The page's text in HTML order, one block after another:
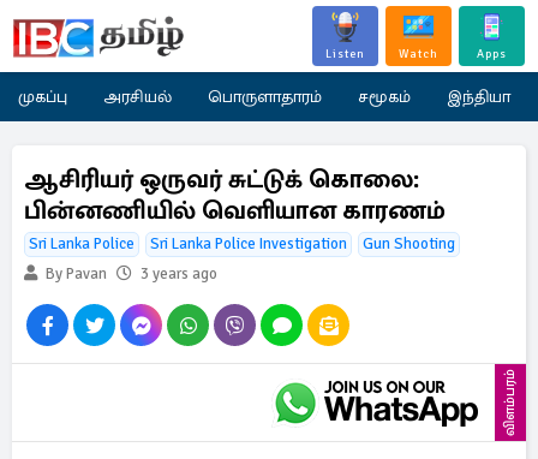
Listen Watch Apps
முகப்பு அரசியல் பொருளாதாரம் சமூகம் இந்தியா
ஆசிரியர் ஒருவர் சுட்டுக் கொலை:
பின்னணியில் வெளியான காரணம்
Sri Lanka Police Sri Lanka Police Investigation
Gun Shooting
By Pavan
3 years ago
விளம்பரம்